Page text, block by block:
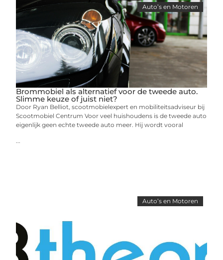
Auto’s en Motoren
Brommobiel als alternatief voor de tweede auto.
Slimme keuze of juist niet?
Door Ryan Belliot, scootmobielexpert en mobiliteitsadviseur bij
Scootmobiel Centrum Voor veel huishoudens is de tweede auto
eigenlijk geen echte tweede auto meer. Hij wordt vooral
Auto’s en Motoren